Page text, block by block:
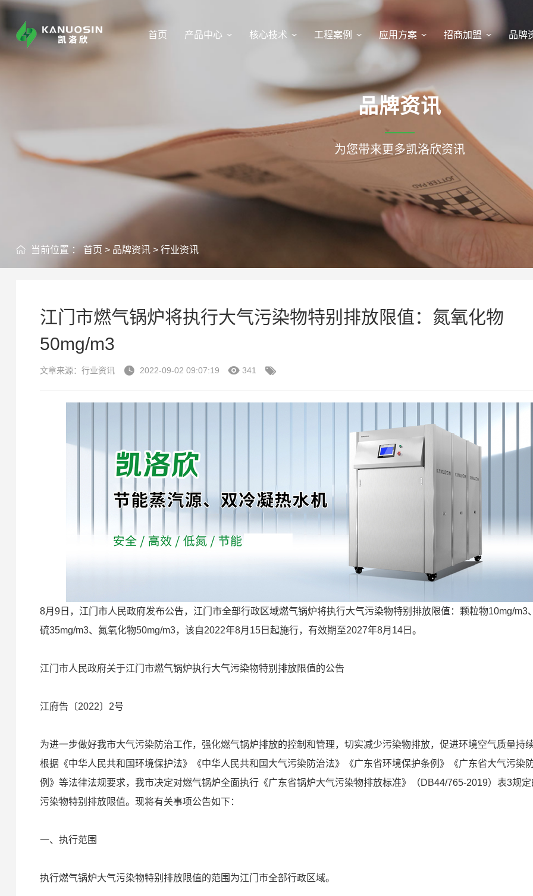
首页 产品中心 核心技术 工程案例 应用方案 招商加盟 品牌
品牌资讯
为您带来更多凯洛欣资讯
当前位置 ：首页 > 品牌资讯> 行业资讯
江门市燃气锅炉将执行大气污染物特别排放限值：氮氧化物
50mg/m3
文章来源：行业资讯  2022-09-02 09:07:19  341 
8月9日，江门市人民政府发布公告，江门市全部行政区域燃气锅炉将执行大气污染物特别排放限值：颗粒物10mg/m3
硫35mg/m3、氮氧化物50mg/m3，该自2022年8月15日起施行，有效期至2027年8月14日。
江门市人民政府关于江门市燃气锅炉执行大气污染物特别排放限值的公告
江府告〔2022〕2号
为进一步做好我市大气污染防治工作，强化燃气锅炉排放的控制和管理，切实减少污染物排放，促进环境空气质量持
根据《中华人民共和国环境保护法》《中华人民共和国大气污染防治法》《广东省环境保护条例》《广东省大气污染
例》等法律法规要求，我市决定对燃气锅炉全面执行《广东省锅炉大气污染物排放标准》（DB44/765-2019）表3规
污染物特别排放限值。现将有关事项公告如下：
一、执行范围
执行燃气锅炉大气污染物特别排放限值的范围为江门市全部行政区域。